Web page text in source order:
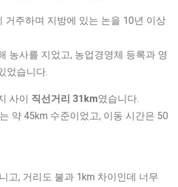
거주하며 지방에 있는 논을 10년 이상
농사를 지었고, 농업경영체 등록과 영
었습니다.
사이 직선거리 31km였습니다.
약 45km 수준이었고, 이동 시간은 50
고, 거리도 불과 1km 차이인데 너무